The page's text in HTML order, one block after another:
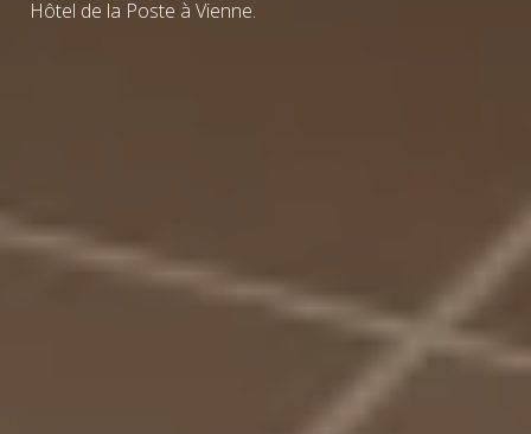
Hôtel de la Poste à Vienne.